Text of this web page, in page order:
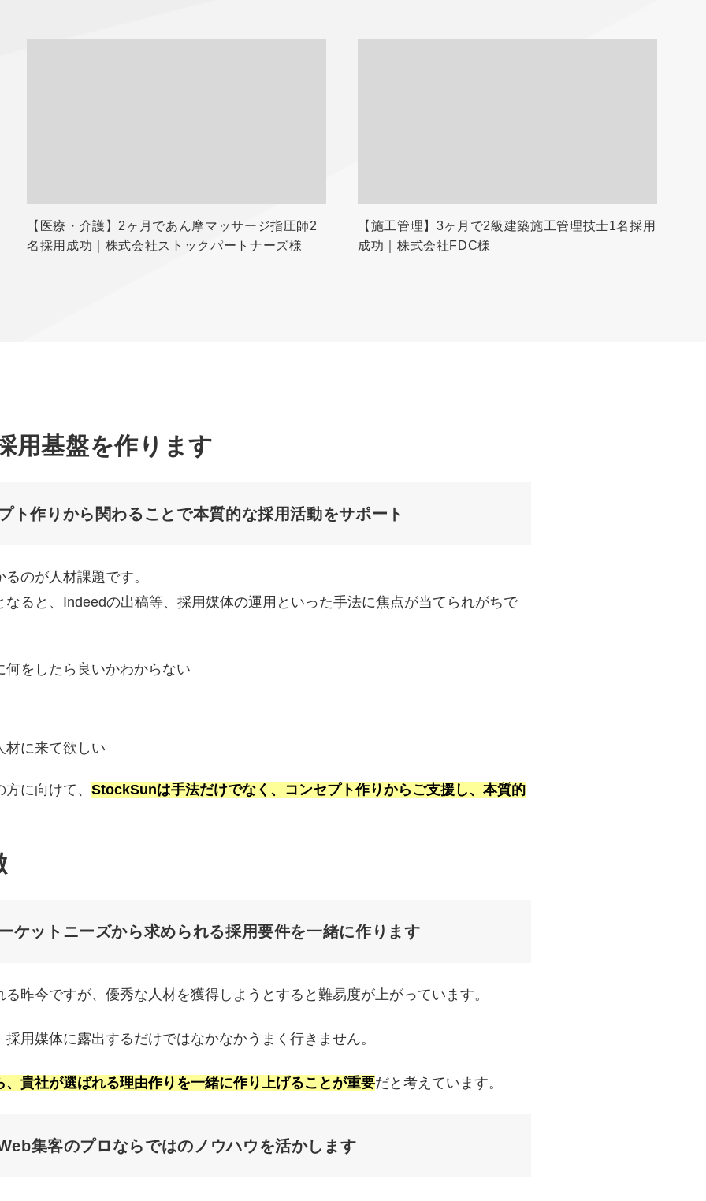
【医療・介護】2ヶ月であん摩マッサージ指圧師2
名採用成功｜株式会社ストックパートナーズ様
【施工管理】3ヶ月で2級建築施工管理技士1名採用
成功｜株式会社FDC様
用基盤を作ります
ト作りから関わることで本質的な採用活動をサポート
のが人材課題です。
ると、Indeedの出稿等、採用媒体の運用といった手法に焦点が当てられがちで
をしたら良いかわからない
材に来て欲しい
に向けて、 StockSunは手法だけでなく、コンセプト作りからご支援し、本質的
ケットニーズから求められる採用要件を一緒に作ります
昨今ですが、優秀な人材を獲得しようとすると難易度が上がっています。
用媒体に露出するだけではなかなかうまく行きません。
貴社が選ばれる理由作りを一緒に作り上げることが重要だと考えています。
集客のプロならではのノウハウを活かします